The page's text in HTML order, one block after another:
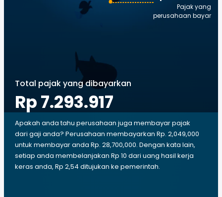
Pajak yang
perusahaan bayar
Total pajak yang dibayarkan
Rp 7.293.917
Apakah anda tahu perusahaan juga membayar pajak
dari gaji anda? Perusahaan membayarkan Rp. 2,049,000
untuk membayar anda Rp. 28,700,000. Dengan kata lain,
setiap anda membelanjakan Rp 10 dari uang hasil kerja
keras anda, Rp 2,54 ditujukan ke pemerintah.